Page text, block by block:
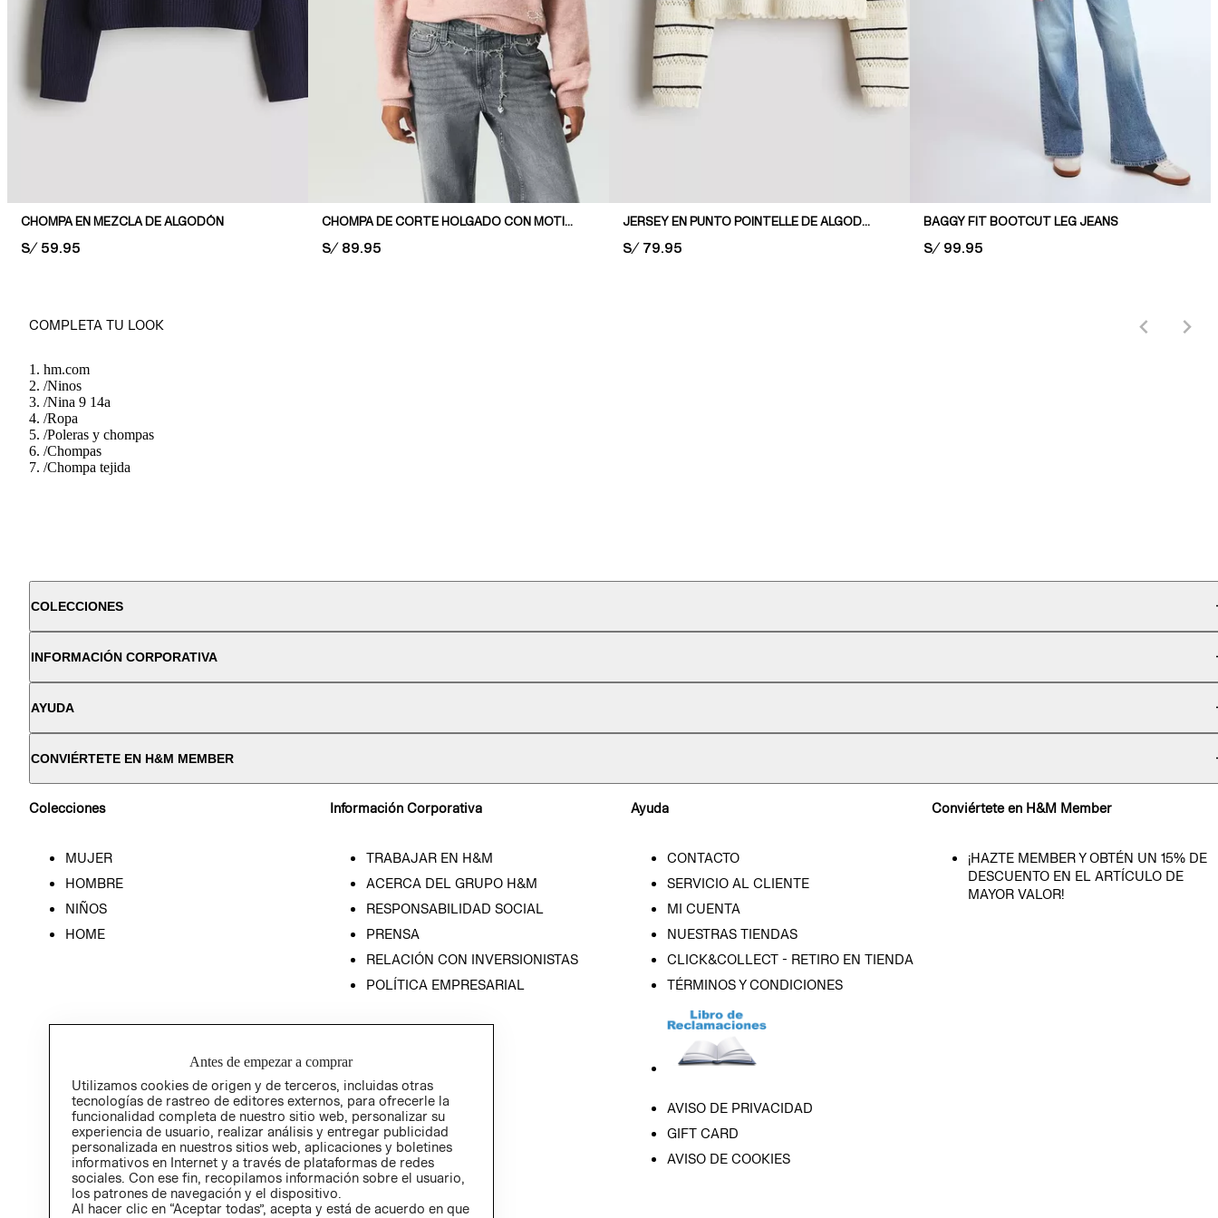
CHOMPA EN MEZCLA DE ALGODÓN
PRICE:
S/ 59.95
CHOMPA DE CORTE HOLGADO CON MOTIVOS DECORATIVOS
PRICE:
S/ 89.95
JERSEY EN PUNTO POINTELLE DE ALGODÓN
PRICE:
S/ 79.95
BAGGY FIT BOOTCUT LEG JEANS
PRICE:
S/ 99.95
COMPLETA TU LOOK
hm.com
/Ninos
/Nina 9 14a
/Ropa
/Poleras y chompas
/Chompas
/Chompa tejida
COLECCIONES
INFORMACIÓN CORPORATIVA
AYUDA
CONVIÉRTETE EN H&M MEMBER
Colecciones
MUJER
HOMBRE
NIÑOS
HOME
Información Corporativa
TRABAJAR EN H&M
ACERCA DEL GRUPO H&M
RESPONSABILIDAD SOCIAL
PRENSA
RELACIÓN CON INVERSIONISTAS
POLÍTICA EMPRESARIAL
Ayuda
CONTACTO
SERVICIO AL CLIENTE
MI CUENTA
NUESTRAS TIENDAS
CLICK&COLLECT - RETIRO EN TIENDA
TÉRMINOS Y CONDICIONES
AVISO DE PRIVACIDAD
GIFT CARD
AVISO DE COOKIES
Conviértete en H&M Member
¡HAZTE MEMBER Y OBTÉN UN 15% DE
DESCUENTO EN EL ARTÍCULO DE
MAYOR VALOR!
Antes de empezar a comprar
Utilizamos cookies de origen y de terceros, incluidas otras
tecnologías de rastreo de editores externos, para ofrecerle la
funcionalidad completa de nuestro sitio web, personalizar su
experiencia de usuario, realizar análisis y entregar publicidad
personalizada en nuestros sitios web, aplicaciones y boletines
informativos en Internet y a través de plataformas de redes
sociales. Con ese fin, recopilamos información sobre el usuario,
los patrones de navegación y el dispositivo.
Al hacer clic en “Aceptar todas”, acepta y está de acuerdo en que